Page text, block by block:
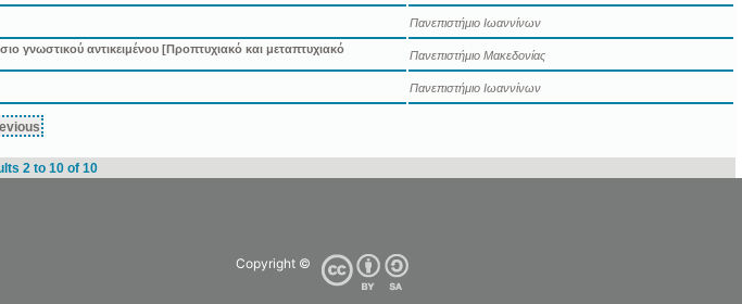
Πανεπιστήμιο Ιωαννίνων
γνωστικού αντικειμένου [Προπτυχιακό και μεταπτυχιακό
Πανεπιστήμιο Μακεδονίας
Πανεπιστήμιο Ιωαννίνων
2 to 10 of 10